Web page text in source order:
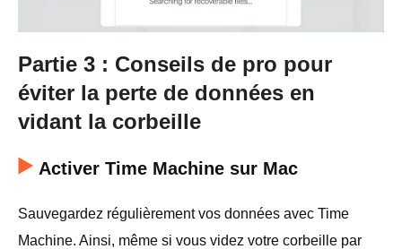
Partie 3 : Conseils de pro pour
éviter la perte de données en
vidant la corbeille
Activer Time Machine sur Mac
Sauvegardez régulièrement vos données avec Time
Machine. Ainsi, même si vous videz votre corbeille par